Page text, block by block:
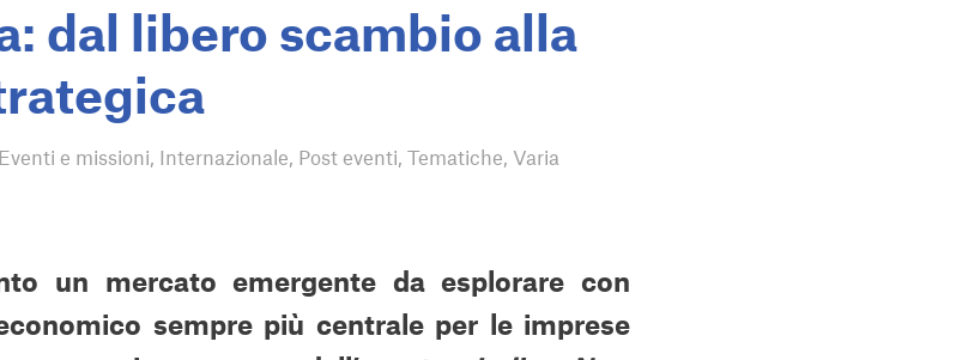
dal libero scambio alla
Eventi e missioni, Internazionale, Post eventi, Tematiche, Varia
un mercato emergente da esplorare con
sempre più centrale per le imprese